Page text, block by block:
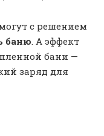
с решением
баню. А эффект
бани —
заряд для